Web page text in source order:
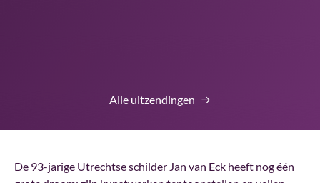
Alle uitzendingen
De 93-jarige Utrechtse schilder Jan van Eck heeft nog één